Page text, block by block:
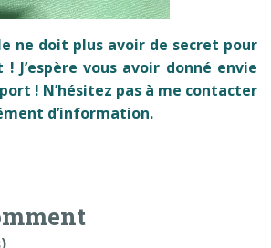
ne doit plus avoir de secret pour
J’espère vous avoir donné envie
! N’hésitez pas à me contacter
d’information.